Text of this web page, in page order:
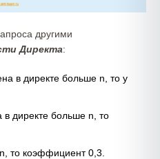
другими
Директа:
в директе больше n, то у
в директе больше n, то
то коэффициент 0,3.